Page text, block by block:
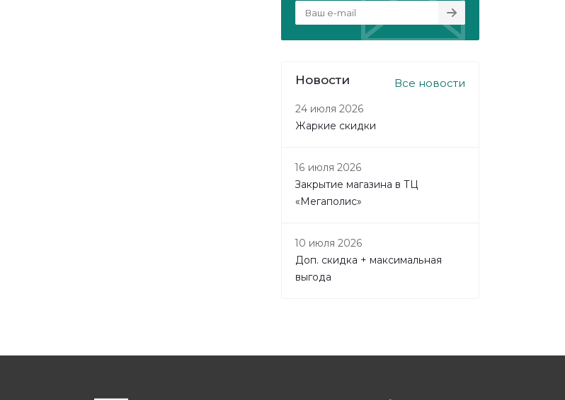
Новости Все новости
24 июля 2026
Жаркие скидки
16 июля 2026
Закрытие магазина в ТЦ
«Мегаполис»
10 июля 2026
Доп. скидка + максимальная
выгода